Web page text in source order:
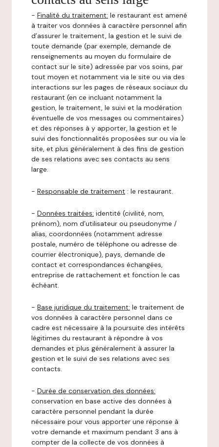
- Finalité du traitement: le restaurant est amené
à traiter vos données à caractère personnel afin
d’assurer le traitement, la gestion et le suivi de
toute demande (par exemple, demande de
renseignements au moyen du formulaire de
contact sur le site) adressée par vos soins, par
tout moyen et notamment via le site ou via des
interactions sur les pages de réseaux sociaux du
restaurant (en ce incluant notamment la
gestion, le traitement, le suivi et la modération
éventuelle de vos messages ou commentaires)
et des réponses à y apporter, la gestion et le
suivi des fonctionnalités proposées sur ou via le
site, et plus généralement à des fins de gestion
de ses relations avec ses contacts au sens
large.
- Responsable de traitement : le restaurant.
- Données traitées: identité (civilité, nom,
prénom), nom d’utilisateur ou pseudonyme /
alias, coordonnées (notamment adresse
postale, numéro de téléphone ou adresse de
courrier électronique), pays, demande de
contact et correspondances échangées,
entreprise de rattachement et fonction le cas
échéant.
- Base juridique du traitement: le traitement de
vos données à caractère personnel dans ce
cadre est nécessaire à la poursuite des intérêts
légitimes du restaurant à répondre à vos
demandes et plus généralement à assurer la
gestion et le suivi de ses relations avec ses
contacts.
- Durée de conservation des données:
conservation en base active des données à
caractère personnel pendant la durée
nécessaire pour vous apporter une réponse à
votre demande et maximum pendant 3 ans à
compter de la collecte de vos données à